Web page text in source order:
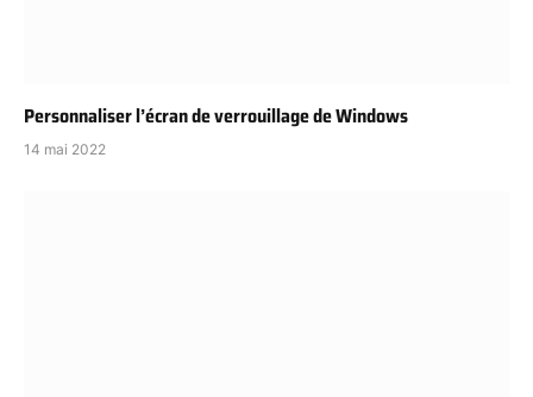
Personnaliser l’écran de verrouillage de Windows
14 mai 2022